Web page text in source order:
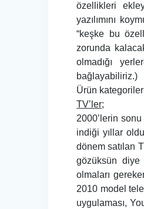
özellikleri
yazılımını
“keşke bu
zorunda
olmadığı
bağlayabiliriz.)
Ürün
TV’ler;
2000’lerin
indiği yıllar
dönem satılan
gözüksün diye
olmaları
2010 model
uygulaması,